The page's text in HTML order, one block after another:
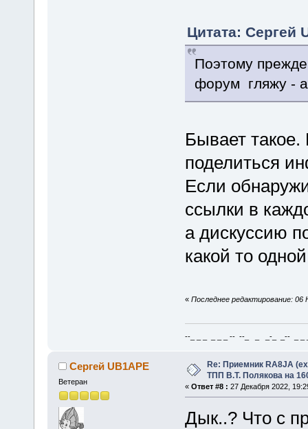
Цитата: Сергей
Поэтому
форум гляжу - а
Бывает такое.
поделиться
Если
ссылки в
а дискуссию
какой то
« Последнее редактирование: 06
--_ _ _ _ _ _ -- --_ _ _-_ _-- _ _
Сергей UB1APE
Ветеран
Re: Приемник RA8JA
ТПП В.Т. Полякова на
« Ответ #8 : 27 Декабря 2022,
Дык..? Что с